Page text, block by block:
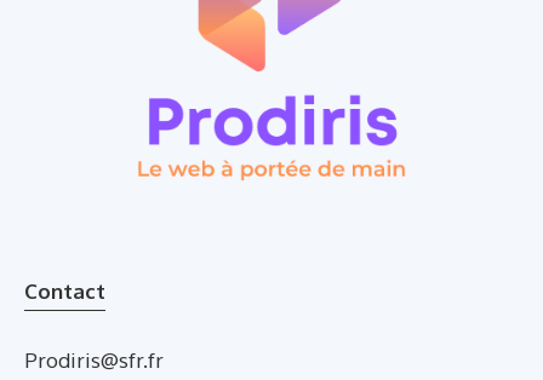
Contact
Prodiris@sfr.fr